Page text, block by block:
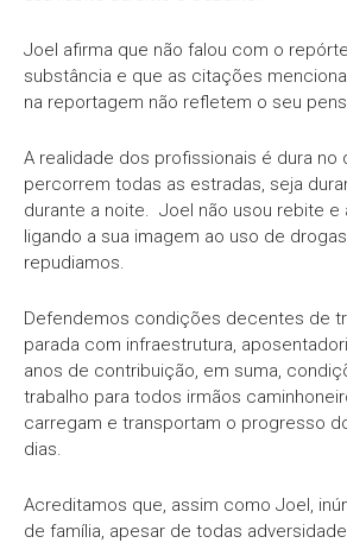
Joel afirma que não falou com o
substância e que as citações
na reportagem não refletem o seu
A realidade dos profissionais é dura no
percorrem todas as estradas, seja
durante a noite. Joel não usou rebite e
ligando a sua imagem ao uso de
repudiamos.
Defendemos condições decentes de
parada com infraestrutura,
anos de contribuição, em suma,
trabalho para todos irmãos
carregam e transportam o progresso
dias.
Acreditamos que, assim como Joel,
de família, apesar de todas